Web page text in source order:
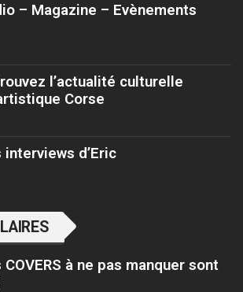
– Magazine – Evènements
l’actualité culturelle
Corse
interviews d’Eric
COVERS à ne pas manquer sont